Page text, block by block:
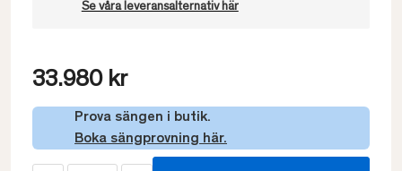
Se våra leveransalternativ här
33.980 kr
Prova sängen i butik.
Boka sängprovning här.